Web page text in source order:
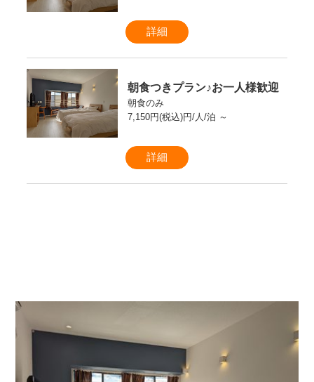
詳細
朝食つきプラン♪お一人様歓迎
朝食のみ
7,150円(税込)円/人/泊 ～
詳細